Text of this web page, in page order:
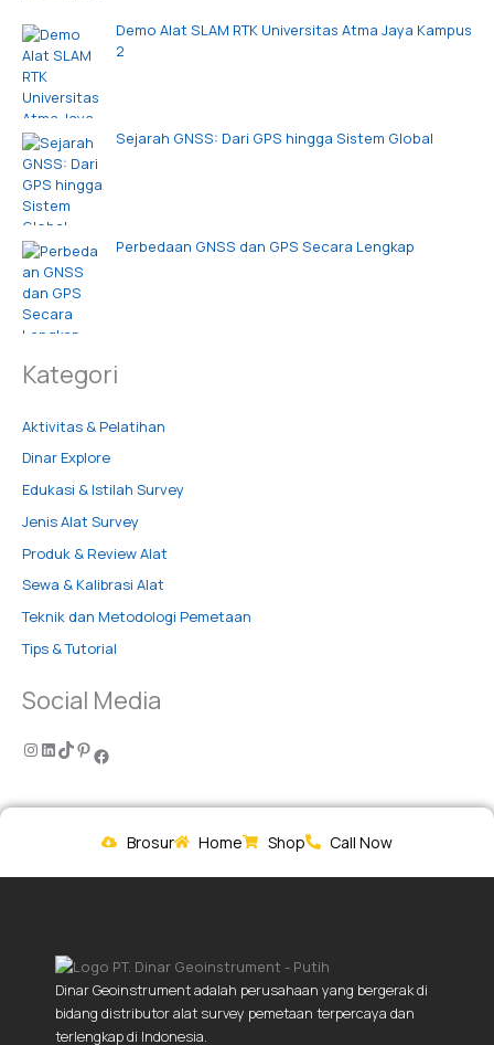
Demo Alat SLAM RTK Universitas Atma Jaya Kampus
2
Sejarah GNSS: Dari GPS hingga Sistem Global
Perbedaan GNSS dan GPS Secara Lengkap
Kategori
Aktivitas & Pelatihan
Dinar Explore
Edukasi & Istilah Survey
Jenis Alat Survey
Produk & Review Alat
Sewa & Kalibrasi Alat
Teknik dan Metodologi Pemetaan
Tips & Tutorial
Social Media
Brosur Home Shop Call Now
Dinar Geoinstrument adalah perusahaan yang bergerak di
bidang distributor alat survey pemetaan terpercaya dan
terlengkap di Indonesia.